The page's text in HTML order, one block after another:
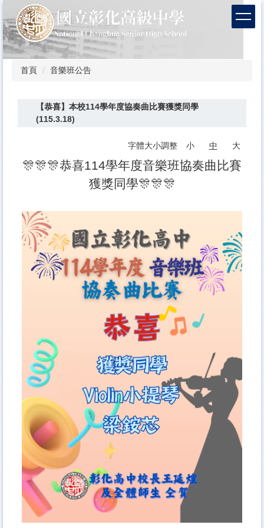
到
主
要
內
首頁 音樂班公告
【恭喜】本校114學年度協奏曲比賽獲獎同學
(115.3.18)
字體大小調整 小 中 大
🎊🎊🎊恭喜114學年度音樂班協奏曲比賽
獲獎同學🎊🎊🎊